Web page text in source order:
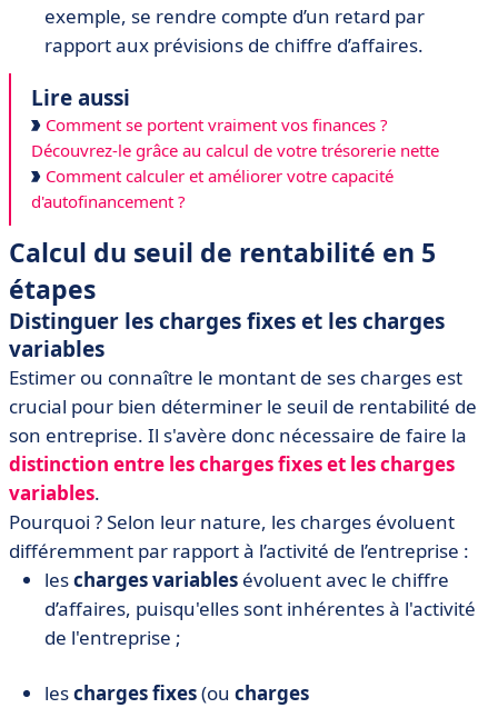
exemple, se rendre compte d’un retard par
rapport aux prévisions de chiffre d’affaires.
Lire aussi
Comment se portent vraiment vos finances ?
Découvrez-le grâce au calcul de votre trésorerie nette
Comment calculer et améliorer votre capacité
d'autofinancement ?
Calcul du seuil de rentabilité en 5
étapes
Distinguer les charges fixes et les charges
variables
Estimer ou connaître le montant de ses charges est
crucial pour bien déterminer le seuil de rentabilité de
son entreprise. Il s'avère donc nécessaire de faire la
distinction entre les charges fixes et les charges
variables.
Pourquoi ? Selon leur nature, les charges évoluent
différemment par rapport à l’activité de l’entreprise :
lescharges variables évoluent avec le chiffre
d’affaires, puisqu'elles sont inhérentes à l'activité
de l'entreprise ;
lescharges fixes(ou charges